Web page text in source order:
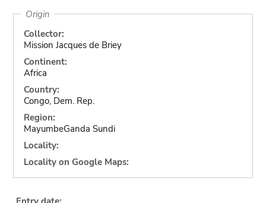
Origin
Collector:
Mission Jacques de Briey
Continent:
Africa
Country:
Congo, Dem. Rep.
Region:
MayumbeGanda Sundi
Locality:
Locality on Google Maps: